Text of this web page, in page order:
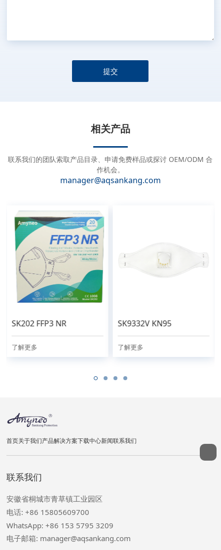
提交
a
相关产品
联系我们的团队索取产品目录、申请免费样品或探讨 OEM/ODM 合
作机会。
manager@aqsankang.com
SK202 FFP3 NR
了解更多
SK9332V KN95
了解更多
首页关于我们产品解决方案下载中心新闻联系我们
联系我们
安徽省桐城市青草镇工业园区
电话: +86 15805609700
WhatsApp: +86 153 5795 3209
电子邮箱: manager@aqsankang.com